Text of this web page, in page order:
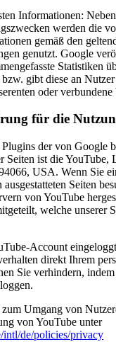
Informationen:
werden die
gemäß den
genutzt. Google
Statistiken
gibt diese an
oder verbundene
für die
der von Google
Seiten ist die
USA. Wenn Sie
Seiten
von YouTube
welche unserer
Account
direkt Ihrem
Sie verhindern,
Umgang von
von YouTube unter
de/policies/privacy